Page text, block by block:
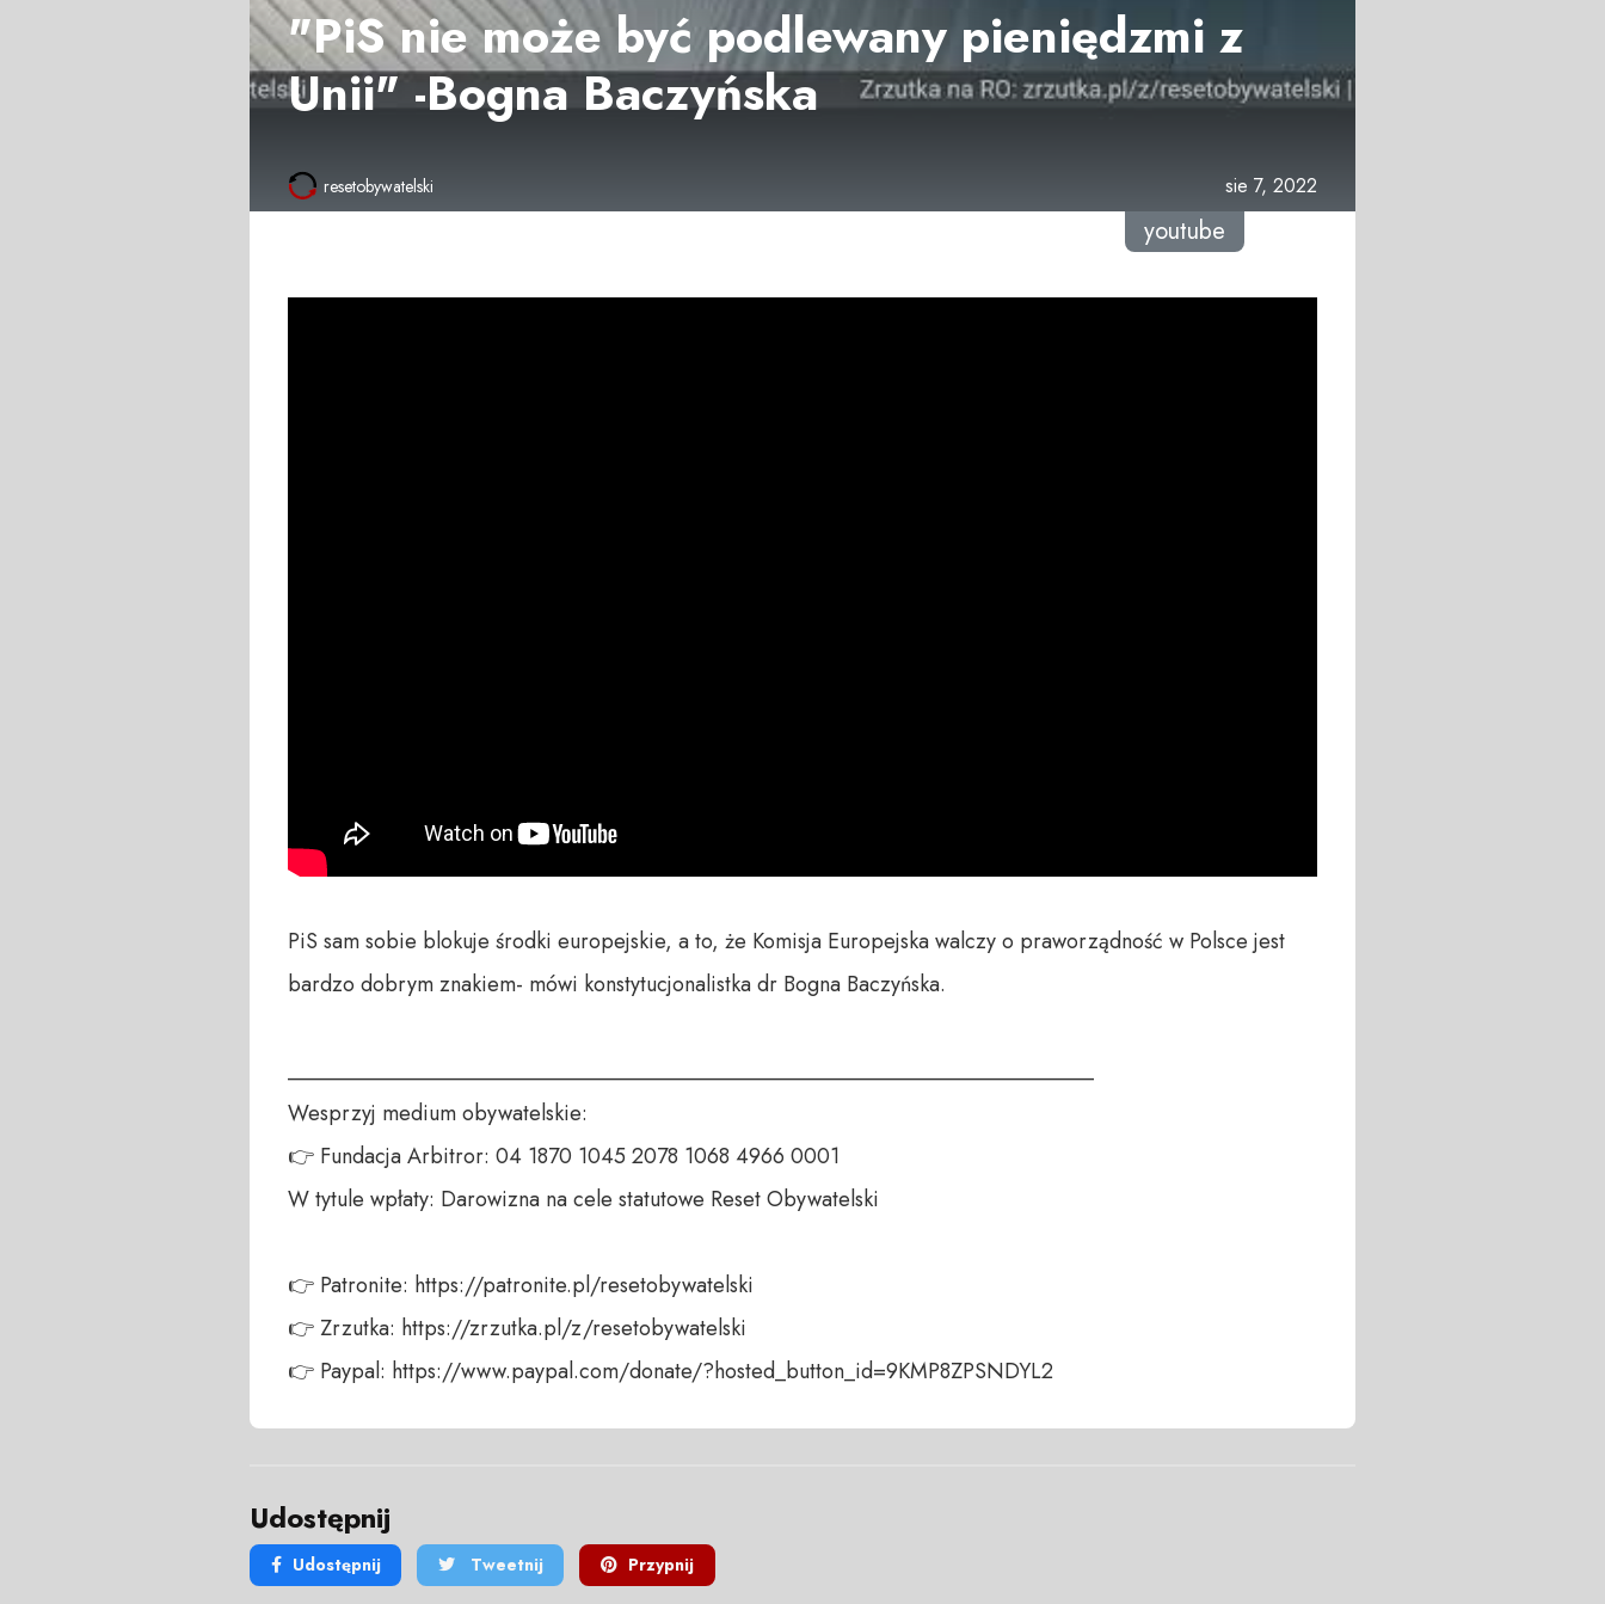
"PiS nie może być podlewany pieniędzmi z
Unii" -Bogna Baczyńska
resetobywatelski sie 7, 2022
youtube
PiS sam sobie blokuje środki europejskie, a to, że Komisja Europejska walczy o praworządność w Polsce jest
bardzo dobrym znakiem- mówi konstytucjonalistka dr Bogna Baczyńska.
___________________________________________________________________________
Wesprzyj medium obywatelskie:
👉 Fundacja Arbitror: 04 1870 1045 2078 1068 4966 0001
W tytule wpłaty: Darowizna na cele statutowe Reset Obywatelski
👉 Patronite: https://patronite.pl/resetobywatelski
👉 Zrzutka: https://zrzutka.pl/z/resetobywatelski
👉 Paypal: https://www.paypal.com/donate/?hosted_button_id=9KMP8ZPSNDYL2
Udostępnij
Udostępnij Tweetnij Przypnij